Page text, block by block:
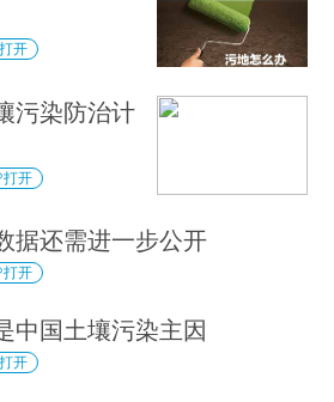
开
污染防治计
打开
据还需进一步公开
打开
中国土壤污染主因
开